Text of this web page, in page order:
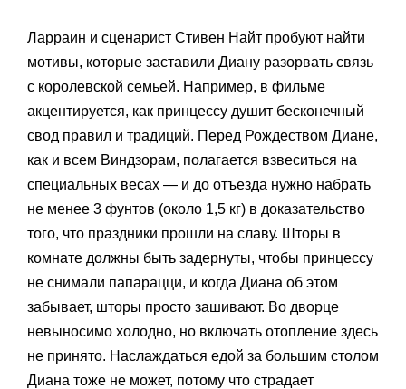
Ларраин и сценарист Стивен Найт пробуют найти
мотивы, которые заставили Диану разорвать связь
с королевской семьей. Например, в фильме
акцентируется, как принцессу душит бесконечный
свод правил и традиций. Перед Рождеством Диане,
как и всем Виндзорам, полагается взвеситься на
специальных весах — и до отъезда нужно набрать
не менее 3 фунтов (около 1,5 кг) в доказательство
того, что праздники прошли на славу. Шторы в
комнате должны быть задернуты, чтобы принцессу
не снимали папарацци, и когда Диана об этом
забывает, шторы просто зашивают. Во дворце
невыносимо холодно, но включать отопление здесь
не принято. Наслаждаться едой за большим столом
Диана тоже не может, потому что страдает